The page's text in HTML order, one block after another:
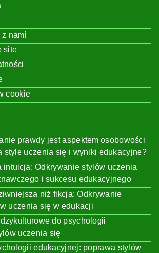
z nami
site
cookie
prawdy jest aspektem osobowości
style uczenia się i wyniki edukacyjne?
intuicja: Odkrywanie stylów uczenia
i sukcesu edukacyjnego
niż fikcja: Odkrywanie
uczenia się w edukacji
do psychologii
uczenia się
edukacyjnej: poprawa stylów